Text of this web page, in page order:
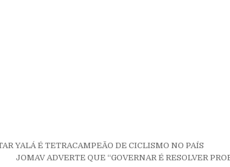
YALÁ É TETRACAMPEÃO DE CICLISMO NO PAÍS
JOMAV ADVERTE QUE “GOVERNAR É RESOLVER